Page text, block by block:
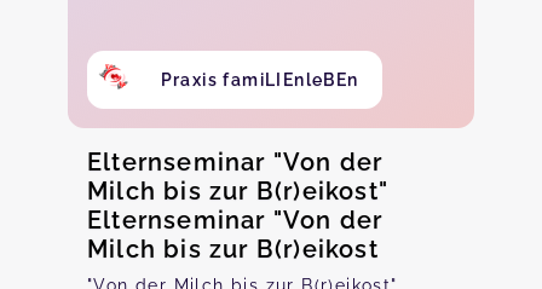
Praxis famiLIEnleBEn
Elternseminar "Von der
Milch bis zur B(r)eikost"
Elternseminar "Von der
Milch bis zur B(r)eikost